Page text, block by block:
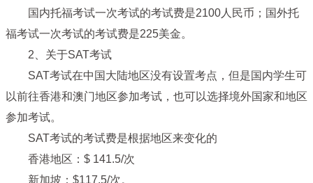
国内托福考试一次考试的考试费是2100人民币；国外托
福考试一次考试的考试费是225美金。
2、关于SAT考试
SAT考试在中国大陆地区没有设置考点，但是国内学生可
以前往香港和澳门地区参加考试，也可以选择境外国家和地区
参加考试。
SAT考试的考试费是根据地区来变化的
香港地区：$ 141.5/次
新加坡：$117.5/次。